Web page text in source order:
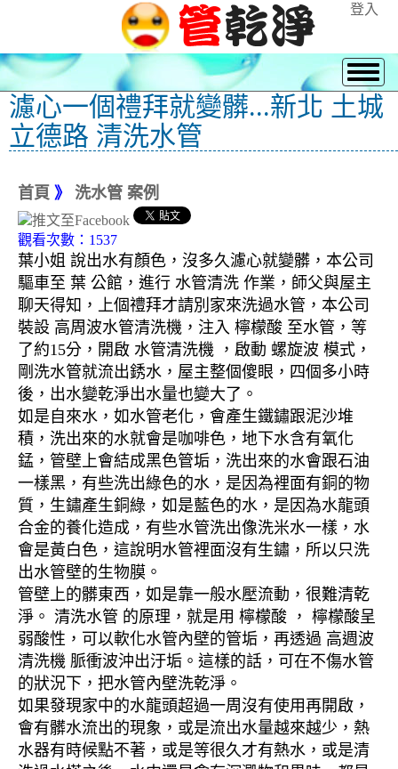
登入
濾心一個禮拜就變髒...新北 土城
立德路 清洗水管
首頁 》 洗水管 案例
觀看次數：1537
葉小姐 說出水有顏色，沒多久濾心就變髒，本公司
驅車至 葉 公館，進行 水管清洗 作業，師父與屋主
聊天得知，上個禮拜才請別家來洗過水管，本公司
裝設 高周波水管清洗機，注入 檸檬酸 至水管，等
了約15分，開啟 水管清洗機 ，啟動 螺旋波 模式，
剛洗水管就流出銹水，屋主整個傻眼，四個多小時
後，出水變乾淨出水量也變大了。
如是自來水，如水管老化，會產生鐵鏽跟泥沙堆
積，洗出來的水就會是咖啡色，地下水含有氧化
錳，管壁上會結成黑色管垢，洗出來的水會跟石油
一樣黑，有些洗出綠色的水，是因為裡面有銅的物
質，生鏽產生銅綠，如是藍色的水，是因為水龍頭
合金的養化造成，有些水管洗出像洗米水一樣，水
會是黃白色，這說明水管裡面沒有生鏽，所以只洗
出水管壁的生物膜。
管壁上的髒東西，如是靠一般水壓流動，很難清乾
淨。 清洗水管 的原理，就是用 檸檬酸 ， 檸檬酸呈
弱酸性，可以軟化水管內壁的管垢，再透過 高週波
清洗機 脈衝波沖出汙垢。這樣的話，可在不傷水管
的狀況下，把水管內壁洗乾淨。
如果發現家中的水龍頭超過一周沒有使用再開啟，
會有髒水流出的現象，或是流出水量越來越少，熱
水器有時候點不著，或是等很久才有熱水，或是清